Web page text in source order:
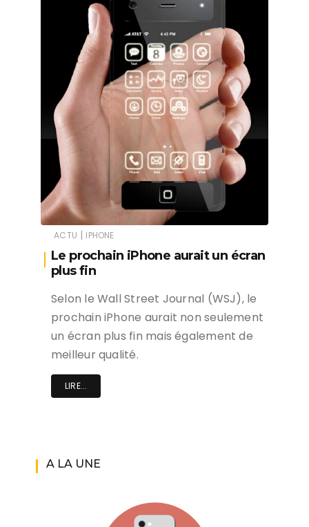
ACTU | IPHONE
Le prochain iPhone aurait un écran
plus fin
Selon le Wall Street Journal (WSJ), le
prochain iPhone aurait non seulement
un écran plus fin mais également de
meilleur qualité.
LIRE...
A LA UNE